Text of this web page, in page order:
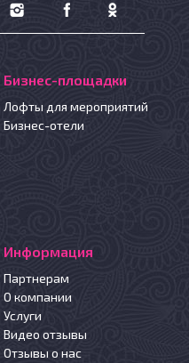
Бизнес-площадки
Лофты для мероприятий
Бизнес-отели
Информация
Партнерам
О компании
Услуги
Видео отзывы
Отзывы о нас